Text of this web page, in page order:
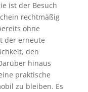
ist der Besuch
rechtmäßig
ohne
der erneute
den
hinaus
praktische
zu bleiben. Es